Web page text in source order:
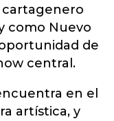
como Nuevo
de
central.
en el
artística, y